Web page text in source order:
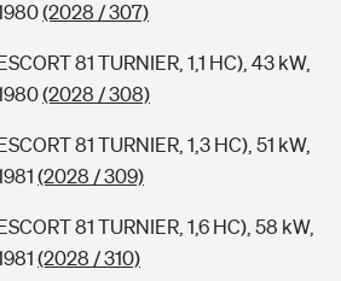
(2028 / 307)
81 TURNIER, 1,1 HC), 43 kW,
(2028 / 308)
81 TURNIER, 1,3 HC), 51 kW,
(2028 / 309)
81 TURNIER, 1,6 HC), 58 kW,
(2028 / 310)